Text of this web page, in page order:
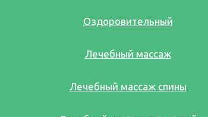
Оздоровительный
Лечебный массаж
Лечебный массаж спины